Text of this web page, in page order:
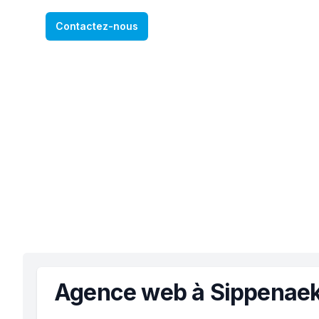
Contactez-nous
Agence web à